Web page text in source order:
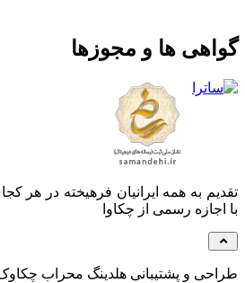
گواهی ها و مجوزها
تقدیم به همه ایرانیان فرهیخته در هر
با اجازه رسمی از چکاوا
طراحی و پشتیبانی هلدینگ محراب چکاوک